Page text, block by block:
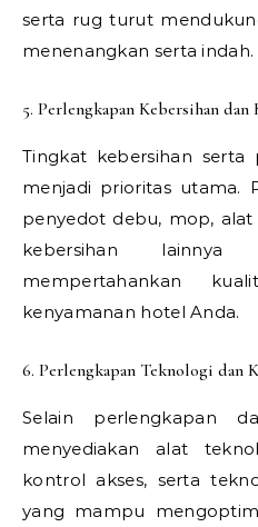
serta rug turut
menenangkan serta indah.
5. Perlengkapan Kebersihan dan
Tingkat kebersihan serta
menjadi prioritas utama.
penyedot debu, mop,
kebersihan lainnya
mempertahankan
kenyamanan hotel Anda.
6. Perlengkapan Teknologi dan
Selain perlengkapan
menyediakan alat
kontrol akses, serta
yang mampu